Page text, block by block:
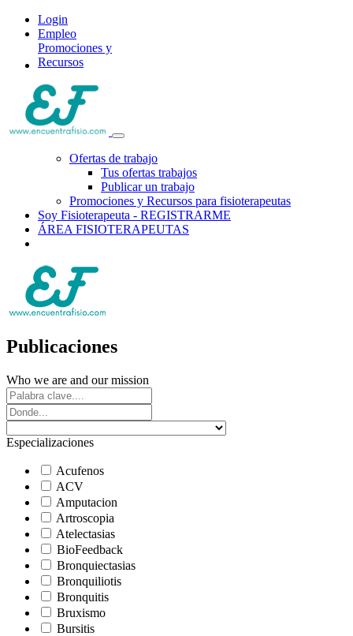
Login
Empleo
Promociones y
Recursos
Ofertas de trabajo
Tus ofertas trabajos
Publicar un trabajo
Promociones y Recursos para fisioterapeutas
Soy Fisioterapeuta - REGISTRARME
ÁREA FISIOTERAPEUTAS
Publicaciones
Who we are and our mission
Especializaciones
Acufenos
ACV
Amputacion
Artroscopia
Atelectasias
BioFeedback
Bronquiectasias
Bronquiliotis
Bronquitis
Bruxismo
Bursitis